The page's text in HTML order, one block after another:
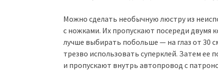
Можно сделать необычную люстру из
с ножками. Их пропускают посереди двумя
лучше выбирать побольше — на глаз от 30
трезво использовать суперклей. Затем
и пропускают внутрь автопровод с